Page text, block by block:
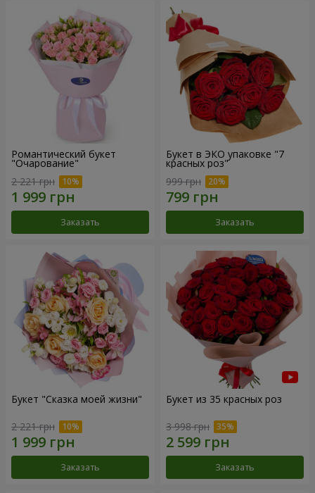
Романтический букет
"Очарование"
2 221 грн
Заказать
Букет в ЭКО упаковке "7
красных роз"
999 грн
Заказать
Букет "Сказка моей жизни"
2 221 грн
Заказать
Букет из 35 красных роз
3 998 грн
Заказать